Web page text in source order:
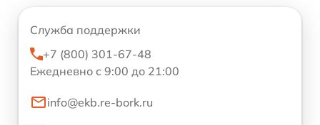
Служба поддержки
+7 (800) 301-67-48
Ежедневно с 9:00 до 21:00
info@ekb.re-bork.ru